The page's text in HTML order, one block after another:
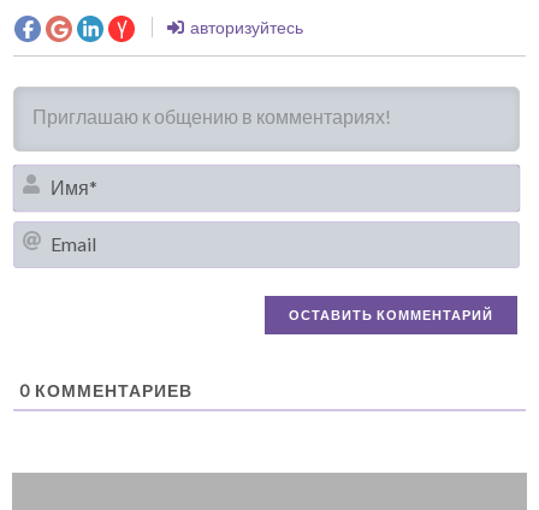
авторизуйтесь
0 КОММЕНТАРИЕВ